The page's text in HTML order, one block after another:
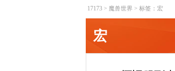
17173 > 魔兽世界 > 标签：宏
宏